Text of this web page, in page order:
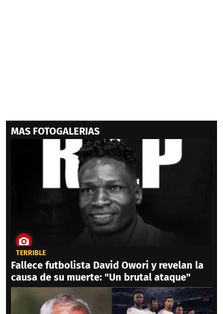
MAS FOTOGALERIAS
TERRIBLE
Fallece futbolista David Owori y revelan la
causa de su muerte: "Un brutal ataque"